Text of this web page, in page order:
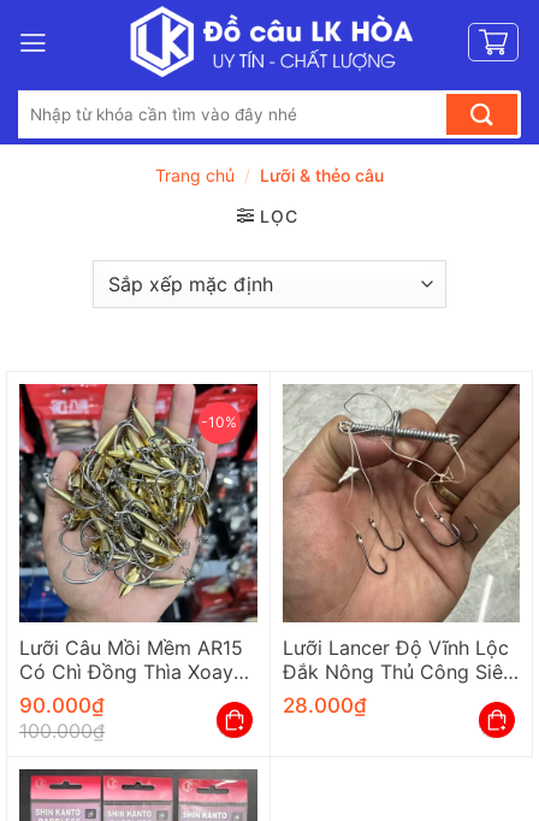
qua
dung
kiếm:
Trang chủ / Lưỡi & thẻo câu
LỌC
-10%
Lưỡi Câu Mồi Mềm AR15
Có Chì Đồng Thìa Xoay
Siêu Bén Nhạy Cá LK Hòa
90.000₫
100.000₫
Lưỡi Lancer Độ Vĩnh Lộc
Đắk Nông Thủ Công Siêu
Bén Bắt Cá Nhạy
28.000₫